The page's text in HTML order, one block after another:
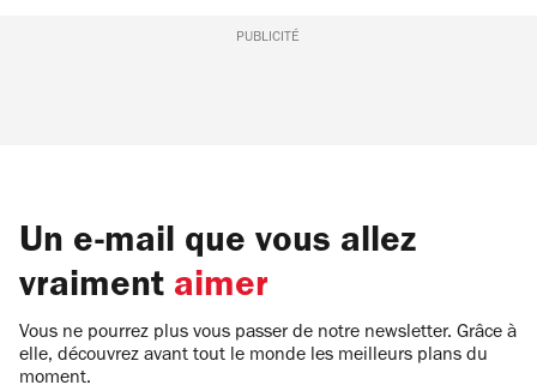
PUBLICITÉ
Un e-mail que vous allez
vraiment aimer
Vous ne pourrez plus vous passer de notre newsletter. Grâce à
elle, découvrez avant tout le monde les meilleurs plans du
moment.